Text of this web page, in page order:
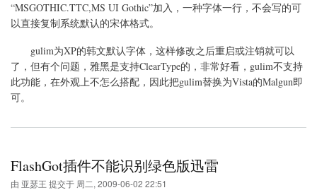
韩
文
决
方
法
“MSGOTHIC.TTC,MS UI Gothic”加入，一种字体一行，不会写的可
以直接复制系统默认的宋体格式。
gulim为XP的韩文默认字体，这样修改之后重启或注销就可以
了，但有个问题，雅黑是支持ClearType的，非常好看，gulim不支持
此功能，在外观上不怎么搭配，因此把gulim替换为Vista的Malgun即
可。
FlashGot插件不能识别绿色版迅雷
由 亚瑟王 提交于 周二, 2009-06-02 22:51